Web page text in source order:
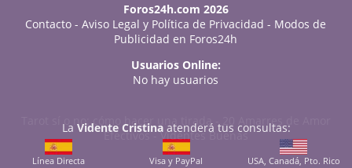
Foros24h.com 2026
Contacto -Aviso Legal y Política de Privacidad - Modos de
Publicidad en Foros24h
Usuarios Online:
No hay usuarios
Tarot sí o no: cómo hacer una tirada-
20 Amarres de Amor
Efectivos-Videntes Buenas
La Vidente Cristinaatenderá tus consultas:
Línea Directa
Visa y PayPal
USA, Canadá, Pto. Rico